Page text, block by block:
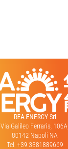
REA ENERGY Srl
Via Galileo Ferraris, 106A,
80142 Napoli NA
Tel. +39 3381889669